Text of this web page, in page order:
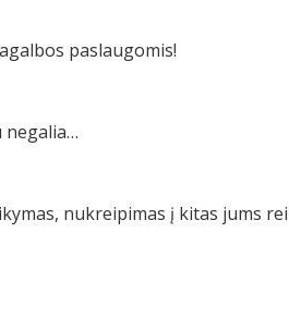
paslaugomis!
negalia…
nukreipimas į kitas jums